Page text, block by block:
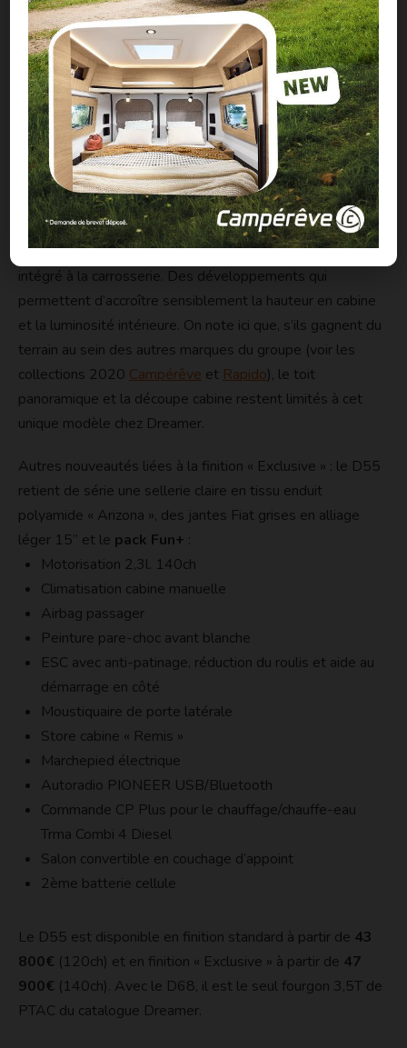
Préc
1 de 15
Suiv.
Pour son millésime 2020, l’aménageur de Mayenne
concocte par ailleurs une série spéciale circonscrite à son
modèle phare : le D55 (5,99m). Un plan populaire avec lit
transversal à l’arrière et penderie pivotante
« Modul’space », qui optimise l’espace de la douche. En
version « Exclusive », le D55 profite de la découpe de
cabine et d’un toit panoramique en verre parfaitement
intégré à la carrosserie. Des développements qui
permettent d’accroître sensiblement la hauteur en cabine
et la luminosité intérieure. On note ici que, s’ils gagnent du
terrain au sein des autres marques du groupe (voir les
collections 2020 Campérêve et Rapido), le toit
panoramique et la découpe cabine restent limités à cet
unique modèle chez Dreamer.
Autres nouveautés liées à la finition « Exclusive » : le D55
retient de série une sellerie claire en tissu enduit
polyamide « Arizona », des jantes Fiat grises en alliage
léger 15’’ et le pack Fun+ :
Motorisation 2,3l. 140ch
Climatisation cabine manuelle
Airbag passager
Peinture pare-choc avant blanche
ESC avec anti-patinage, réduction du roulis et aide au
démarrage en côté
Moustiquaire de porte latérale
Store cabine « Remis »
Marchepied électrique
Autoradio PIONEER USB/Bluetooth
Commande CP Plus pour le chauffage/chauffe-eau
Trma Combi 4 Diesel
Salon convertible en couchage d’appoint
2ème batterie cellule
Le D55 est disponible en finition standard à partir de 43
800€ (120ch) et en finition « Exclusive » à partir de 47
900€ (140ch). Avec le D68, il est le seul fourgon 3,5T de
PTAC du catalogue Dreamer.